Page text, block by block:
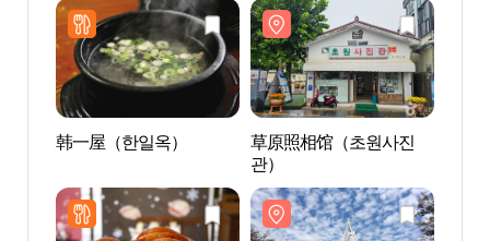
韩一屋（한일옥）
草原照相馆（초원사진
관）